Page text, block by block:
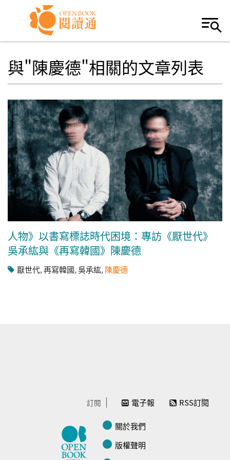
Skip to navigation
移至主內容
與"陳慶德"相關的文章列表
人物》以書寫標誌時代困境：專訪《厭世代》
吳承紘與《再寫韓國》陳慶德
厭世代,再寫韓國,吳承紘, 陳慶德
訂閱 電子報 RSS訂閱
關於我們
版權聲明